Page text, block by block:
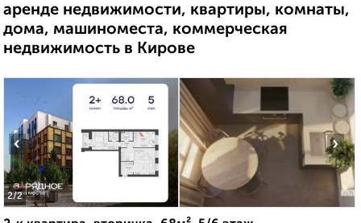
аренде недвижимости, квартиры, комнаты,
дома, машиноместа, коммерческая
недвижимость в Кирове
2/2
‹ ›